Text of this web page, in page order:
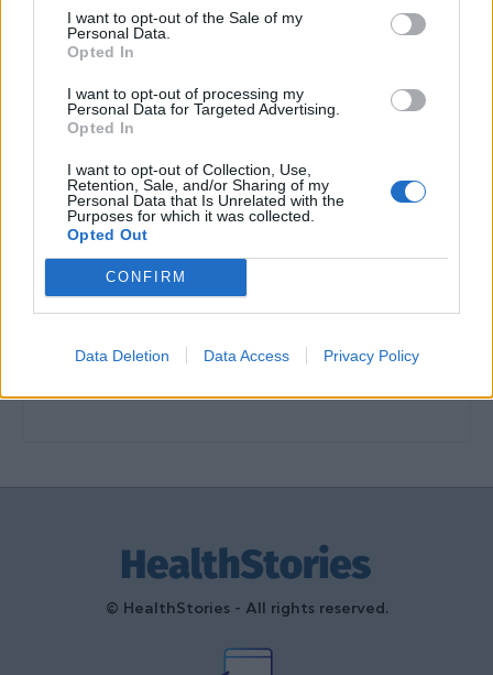
I want to opt-out of the Sale of my
Personal Data.
Opted In
I want to opt-out of processing my
Personal Data for Targeted Advertising.
Opted In
I want to opt-out of Collection, Use,
Retention, Sale, and/or Sharing of my
Personal Data that Is Unrelated with the
Purposes for which it was collected.
Opted Out
CONFIRM
Data Deletion Data Access Privacy Policy
Μεταπροπονητική πείνα: Ο λόγος
που θέλεις να καταβροχθίσεις τα
πάντα μετά την άσκηση
Ωρίων – Σπάνια νοσήματα
συνδέονται με μνημεία που
διαμόρφωσαν την ιστορία και το
πνεύμα της χώρας μας
27 Φεβρουαρίου 2026
Γεωργιάδης: Πολλαπλά οφέλη από
27 Φεβρουαρίου 2026
© HealthStories - All rights reserved.